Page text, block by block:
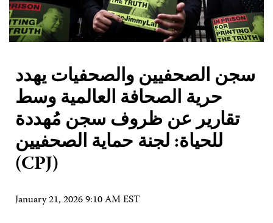
سجن الصحفيين والصحفيات يهدد
حرية الصحافة العالمية وسط
تقارير عن ظروف سجن مُهددة
للحياة: لجنة حماية الصحفيين
(CPJ)
January 21, 2026 9:10 AM EST